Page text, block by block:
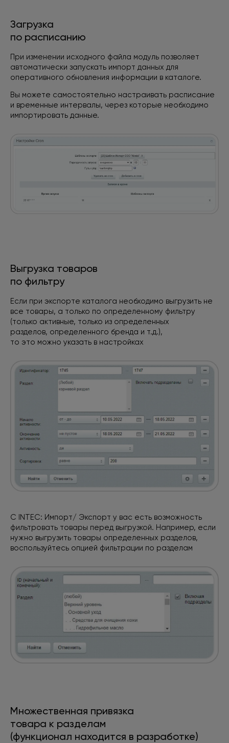
Загрузка
по расписанию
При изменении исходного файла модуль позволяет
автоматически запускать импорт данных для
оперативного обновления информации в каталоге.
Вы можете самостоятельно настраивать расписание
и временные интервалы, через которые необходимо
импортировать данные.
Выгрузка товаров
по фильтру
Если при экспорте каталога необходимо выгрузить не
все товары, а только по определенному фильтру
(только активные, только из определенных
разделов, определенного бренда и т.д.),
то это можно указать в настройках
С INTEC: Импорт/ Экспорт у вас есть возможность
фильтровать товары перед выгрузкой. Например, если
нужно выгрузить товары определенных разделов,
воспользуйтесь опцией фильтрации по разделам
Множественная привязка
товара к разделам
(функционал находится в разработке)